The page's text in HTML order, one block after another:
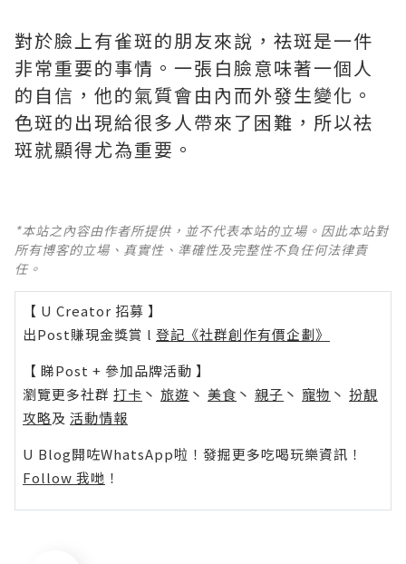
對於臉上有雀斑的朋友來說，祛斑是一件
非常重要的事情。一張白臉意味著一個人
的自信，他的氣質會由內而外發生變化。
色斑的出現給很多人帶來了困難，所以祛
斑就顯得尤為重要。
*本站之內容由作者所提供，並不代表本站的立場。因此本站對
所有博客的立場、真實性、準確性及完整性不負任何法律責
任。
【 U Creator 招募 】
出Post賺現金獎賞 l 登記《社群創作有價企劃》
【 睇Post + 參加品牌活動 】
瀏覽更多社群 打卡 丶 旅遊 丶 美食 丶 親子 丶 寵物 丶 扮靚
攻略及 活動情報
U Blog開咗WhatsApp啦！發掘更多吃喝玩樂資訊！
Follow 我哋 ！